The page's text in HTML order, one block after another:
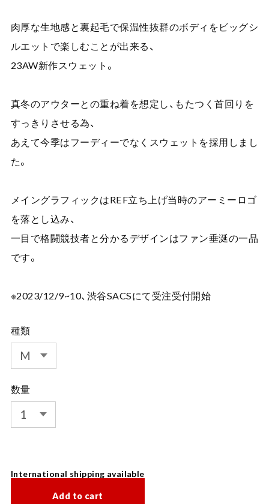
肉厚な生地感と裏起毛で保温性抜群のボディをビッグシ
ルエットで楽しむことが出来る、
23AW新作スウェット。
真冬のアウターとの重ね着を想定し、もたつく首回りを
すっきりさせる為、
あえて今季はフーディーでなくスウェットを採用しまし
た。
メイングラフィックはREF立ち上げ当時のアーミーロゴ
を落とし込み、
一目で格闘競技者と分かるデザインはファン垂涎の一品
です。
※2023/12/9~10、渋谷SACSにて受注受付開始
種類
数量
International shipping available
Add to cart